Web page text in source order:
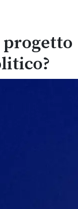
progetto